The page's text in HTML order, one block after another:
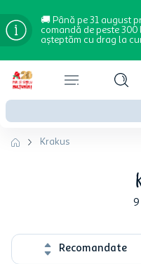
🚚 Până pe 31 august
comandă de peste 300
așteptăm cu drag la
Krakus
9
Recomandate